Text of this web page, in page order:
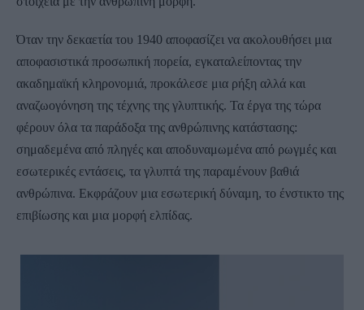
Όταν την δεκαετία του 1940 αποφασίζει να ακολουθήσει μια
αποφασιστικά προσωπική πορεία, εγκαταλείποντας την
ακαδημαϊκή κληρονομιά, προκάλεσε μια ρήξη αλλά και
αναζωογόνηση της τέχνης της γλυπτικής. Τα έργα της τώρα
φέρουν όλα τα παράδοξα της ανθρώπινης κατάστασης:
σημαδεμένα από πληγές και αποδυναμωμένα από ρωγμές και
εσωτερικές εντάσεις, τα γλυπτά της παραμένουν βαθιά
ανθρώπινα. Εκφράζουν μια εσωτερική δύναμη, το ένστικτο της
επιβίωσης και μια μορφή ελπίδας.